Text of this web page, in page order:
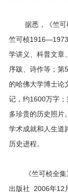
据悉，《竺可桢
竺可桢
学讲义、科普文章
序跋、诗作等；第
的哈佛大学博士
记，约1600万字
多珍贵的历史照片
学术成就和人生道
历史进程。
《竺可桢全集》
出版社 2006年12